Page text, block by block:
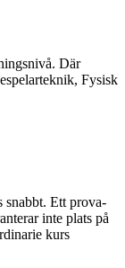
Där
Fysisk
snabbt. Ett prova-
inte plats på
kurs